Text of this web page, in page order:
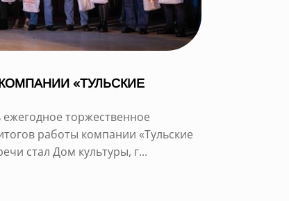
«ТУЛЬСКИЕ
торжественное
работы компании «Тульские
стал Дом культуры, г...